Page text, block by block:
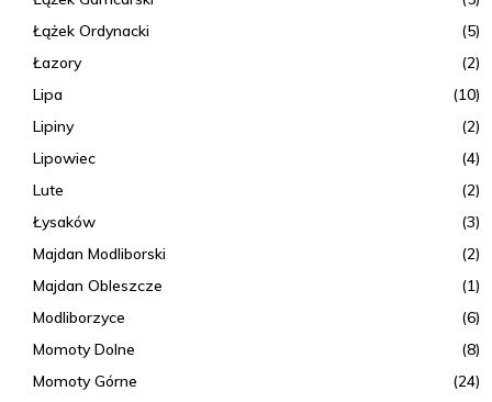
Łążek Ordynacki
(5)
Łazory
(2)
Lipa
(10)
Lipiny
(2)
Lipowiec
(4)
Lute
(2)
Łysaków
(3)
Majdan Modliborski
(2)
Majdan Obleszcze
(1)
Modliborzyce
(6)
Momoty Dolne
(8)
Momoty Górne
(24)